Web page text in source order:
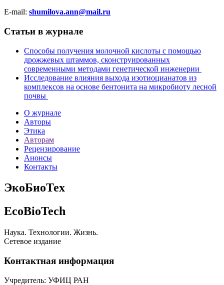
E-mail: shumilova.ann@mail.ru
Статьи в журнале
Способы получения молочной кислоты с помощью
дрожжевых штаммов, сконструированных
современными методами генетической инженерии
Исследование влияния выхода изотиоцианатов из
комплексов на основе бентонита на микробиоту лесной
почвы
О журнале
Авторы
Этика
Авторам
Рецензирование
Анонсы
Контакты
ЭкоБиоТех
EcoBioTech
Наука. Технологии. Жизнь.
Сетевое издание
Контактная информация
Учредитель: УФИЦ РАН